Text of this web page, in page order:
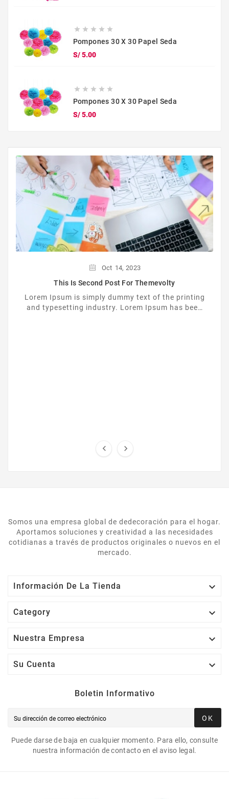
    
Pompones 30 X 30 Papel Seda
S/ 5.00Precio
    
Pompones 30 X 30 Papel Seda
S/ 5.00Precio
Oct 14, 2023
This Is Second Post For Themevolty
Lorem Ipsum is simply dummy text of the printing
and typesetting industry. Lorem Ipsum has been
 
Somos una empresa global de dedecoración para el hogar.
Aportamos soluciones y creatividad a las necesidades
cotidianas a través de productos originales o nuevos en el
mercado.
Información De La Tienda 
Category 
Nuestra Empresa 
Su Cuenta 
Boletin Informativo
OK
Puede darse de baja en cualquier momento. Para ello, consulte
nuestra información de contacto en el aviso legal.